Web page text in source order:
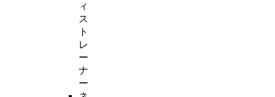
ィ
ス
ト
レ
ー
ナ
ー